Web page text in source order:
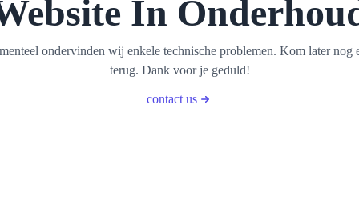
In
ondervinden wij enkele technische problemen. Kom later nog
terug. Dank voor je geduld!
contact us